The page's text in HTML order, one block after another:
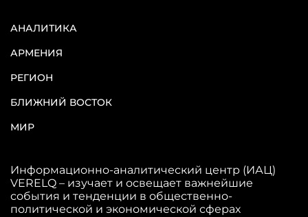
АНАЛИТИКА
АРМЕНИЯ
РЕГИОН
БЛИЖНИЙ ВОСТОК
МИР
Информационно-аналитический центр (ИАЦ)
VERELQ – изучает и освещает важнейшие
события и тенденции в общественно-
политической и экономической сферах